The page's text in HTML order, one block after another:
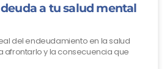
a tu salud mental
del endeudamiento en la salud
afrontarlo y la consecuencia que